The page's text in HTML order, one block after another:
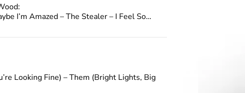
I’m Amazed – The Stealer – I Feel So…
Looking Fine) – Them (Bright Lights, Big